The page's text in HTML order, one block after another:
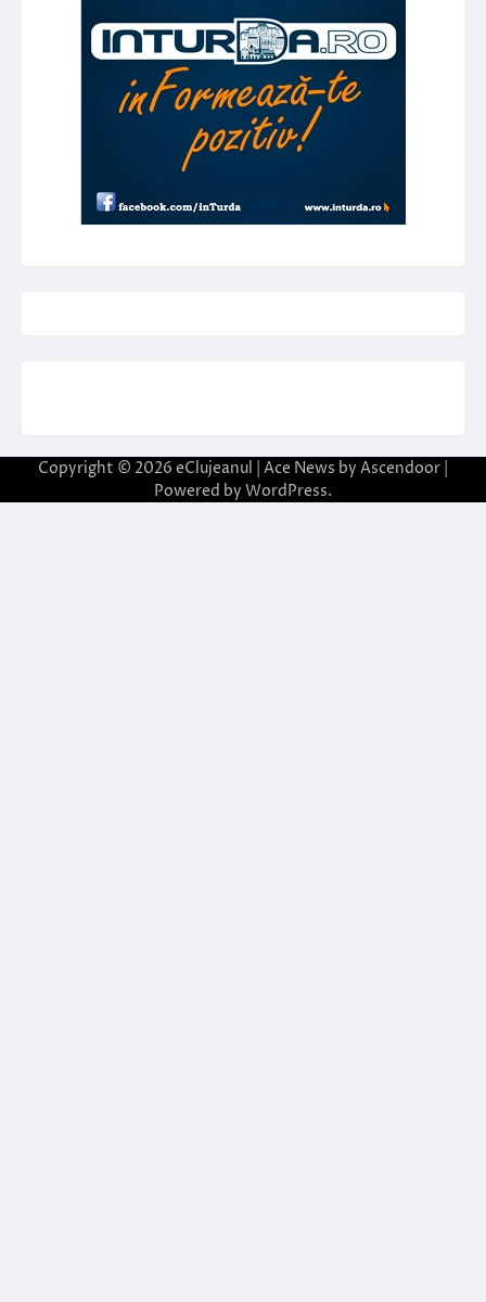
Copyright © 2026 eClujeanul | Ace News by Ascendoor
Powered by WordPress.